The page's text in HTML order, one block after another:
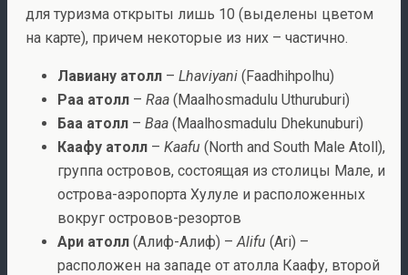
для туризма открыты лишь 10 (выделены цветом
на карте), причем некоторые из них – частично.
Лавиану атолл – Lhaviyani (Faadhihpolhu)
Раа атолл – Raa (Maalhosmadulu Uthuruburi)
Баа атолл – Baa (Maalhosmadulu Dhekunuburi)
Каафу атолл – Kaafu (North and South Male Atoll),
группа островов, состоящая из столицы Мале, и
острова-аэропорта Хулуле и расположенных
вокруг островов-резортов
Ари атолл (Алиф-Алиф) –Alifu (Ari) –
расположен на западе от атолла Каафу, второй